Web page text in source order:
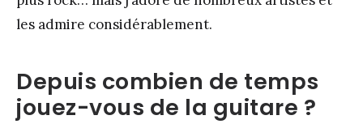
les admire considérablement.
Depuis combien de temps
jouez-vous de la guitare ?